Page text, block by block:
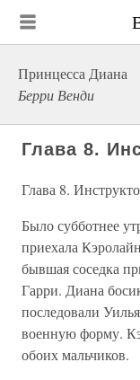
Принцесса Диана
Берри Венди
Глава 8.
Глава 8.
Было субботнее
приехала
бывшая соседка
Гарри. Диана
последовали
военную форму.
обоих мальчиков.